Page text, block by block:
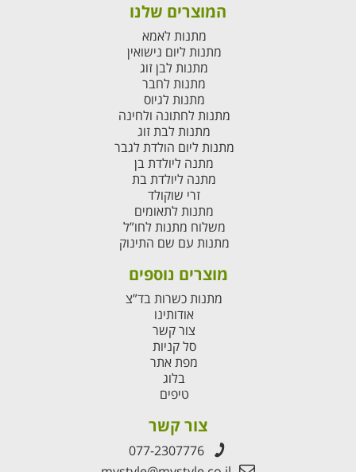
המוצרים שלנו
מתנות לאמא
מתנות ליום נישואין
מתנות לבן זוג
מתנות לחבר
מתנות לגיוס
מתנות לחתונה ולחינה
מתנות לבת זוג
מתנות ליום הולדת לגבר
מתנה ליולדת בן
מתנה ליולדת בת
זרי שוקולד
מתנות לתאומים
משלוח מתנות לחו”ל
מתנות עם שם התינוק
מוצרים נוספים
מתנות כשרות בד”צ
אודותינו
צור קשר
סל קניות
מפת אתר
בלוג
טיפים
צור קשר
077-2307776